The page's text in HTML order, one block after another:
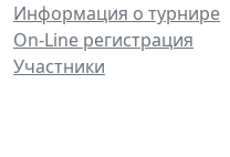
Информация о турнире
On-Line регистрация
Участники